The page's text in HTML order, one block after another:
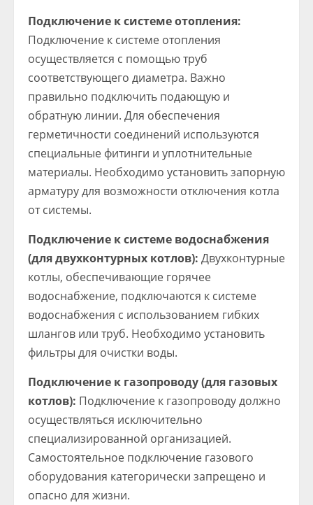
Подключение к системе отопления:
Подключение к системе отопления
осуществляется с помощью труб
соответствующего диаметра. Важно
правильно подключить подающую и
обратную линии. Для обеспечения
герметичности соединений используются
специальные фитинги и уплотнительные
материалы. Необходимо установить запорную
арматуру для возможности отключения котла
от системы.
Подключение к системе водоснабжения
(для двухконтурных котлов): Двухконтурные
котлы, обеспечивающие горячее
водоснабжение, подключаются к системе
водоснабжения с использованием гибких
шлангов или труб. Необходимо установить
фильтры для очистки воды.
Подключение к газопроводу (для газовых
котлов): Подключение к газопроводу должно
осуществляться исключительно
специализированной организацией.
Самостоятельное подключение газового
оборудования категорически запрещено и
опасно для жизни.